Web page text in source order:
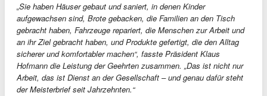
„Sie haben Häuser gebaut und saniert, in denen Kinder
aufgewachsen sind, Brote gebacken, die Familien an den Tisch
gebracht haben, Fahrzeuge repariert, die Menschen zur Arbeit und
an ihr Ziel gebracht haben, und Produkte gefertigt, die den Alltag
sicherer und komfortabler machen“, fasste Präsident Klaus
Hofmann die Leistung der Geehrten zusammen. „Das ist nicht nur
Arbeit, das ist Dienst an der Gesellschaft – und genau dafür steht
der Meisterbrief seit Jahrzehnten.“